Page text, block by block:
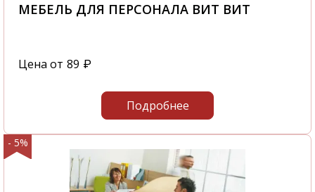
МЕБЕЛЬ ДЛЯ ПЕРСОНАЛА ВИТ ВИТ
Цена от 89 ₽
Подробнее
- 5%